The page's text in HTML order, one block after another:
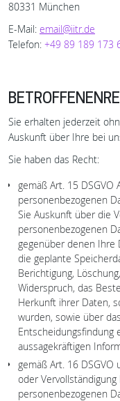
80331 München
E-Mail: email@iitr.de
Telefon: +49 89 189 173
Sie erhalten jederzeit
Auskunft über Ihre bei
Sie haben das Recht:
gemäß Art. 15
personenbezogenen
Sie Auskunft über die
personenbezogenen
gegenüber denen Ihre
die geplante
Berichtigung,
Widerspruch, das
Herkunft ihrer Daten,
wurden, sowie über
Entscheidungsfindung
aussagekräftigen
gemäß Art. 16
oder
personenbezogenen